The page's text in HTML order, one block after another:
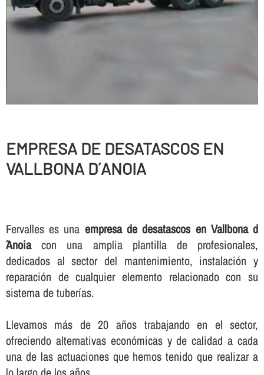
EMPRESA DE DESATASCOS EN
VALLBONA D´ANOIA
Fervalles es una empresa de desatascos en Vallbona d
´Anoiacon una amplia plantilla de profesionales,
dedicados al sector del mantenimiento, instalación y
reparación de cualquier elemento relacionado con su
sistema de tuberí­as.
Llevamos más de 20 años trabajando en el sector,
ofreciendo alternativas económicas y de calidad a cada
una de las actuaciones que hemos tenido que realizar a